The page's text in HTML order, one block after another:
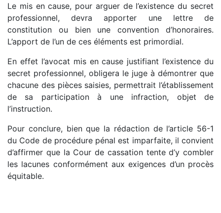
Le mis en cause, pour arguer de l’existence du secret
professionnel, devra apporter une lettre de
constitution ou bien une convention d’honoraires.
L’apport de l’un de ces éléments est primordial.
En effet l’avocat mis en cause justifiant l’existence du
secret professionnel, obligera le juge à démontrer que
chacune des pièces saisies, permettrait l’établissement
de sa participation à une infraction, objet de
l’instruction.
Pour conclure, bien que la rédaction de l’article 56-1
du Code de procédure pénal est imparfaite, il convient
d’affirmer que la Cour de cassation tente d’y combler
les lacunes conformément aux exigences d’un procès
équitable.